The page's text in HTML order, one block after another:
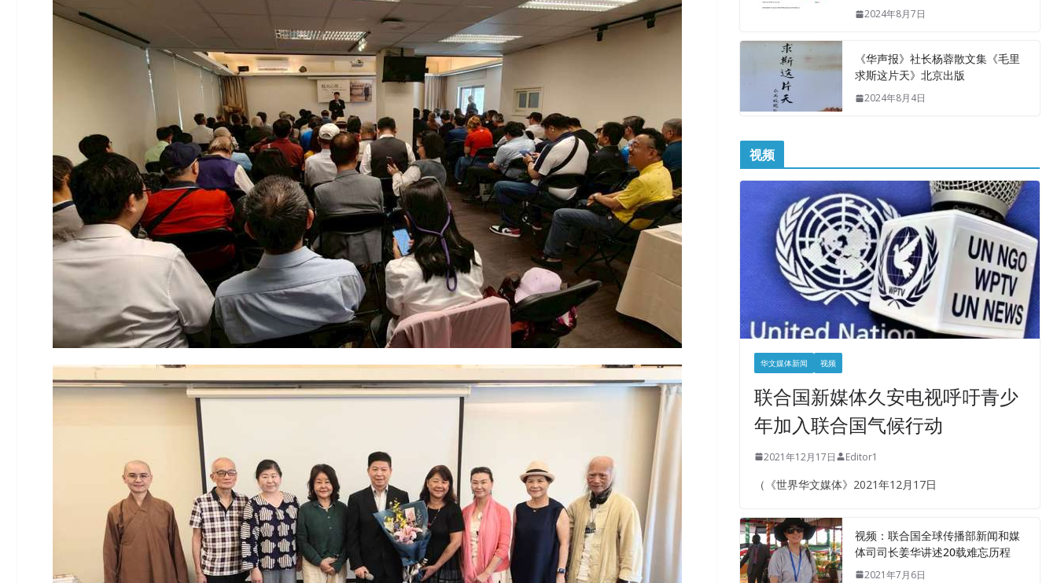
2024年8月7日
《华声报》社长杨蓉散文集《毛里
求斯这片天》北京出版
2024年8月4日
视频
华文媒体新闻 视频
联合国新媒体久安电视呼吁青少
年加入联合国气候行动
2021年12月17日 Editor1
（《世界华文媒体》2021年12月17日
视频：联合国全球传播部新闻和媒
体司司长姜华讲述20载难忘历程
2021年7月6日